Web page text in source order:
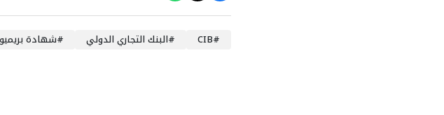
#
CIB
#البنك التجاري الدولي #شهادة